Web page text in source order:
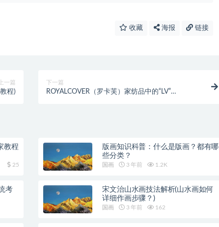
收藏 海报 链接
上一篇
程)
下一篇
ROYALCOVER（罗卡芙）家纺品中的“LV”
教程
25
版画知识科普：什么是版画？都有哪
些分类？
国画 3 年前 1.2K
考
宋文治山水画技法解析(山水画如何
详细作画步骤？)
国画 3 年前 162